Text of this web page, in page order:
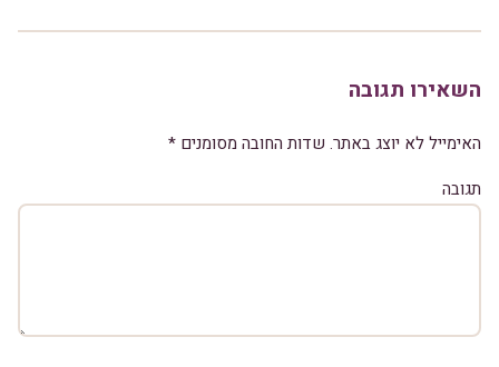
השאירו תגובה
האימייל לא יוצג באתר. שדות החובה מסומנים *
תגובה